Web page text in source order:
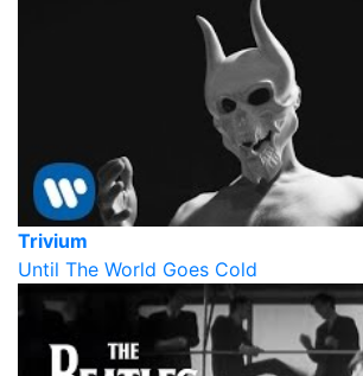
Trivium
Until The World Goes Cold